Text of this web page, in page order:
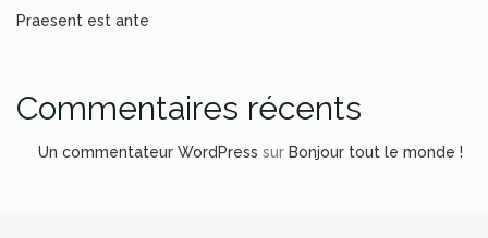
Praesent est ante
Commentaires récents
Un commentateur WordPress sur Bonjour tout le monde !